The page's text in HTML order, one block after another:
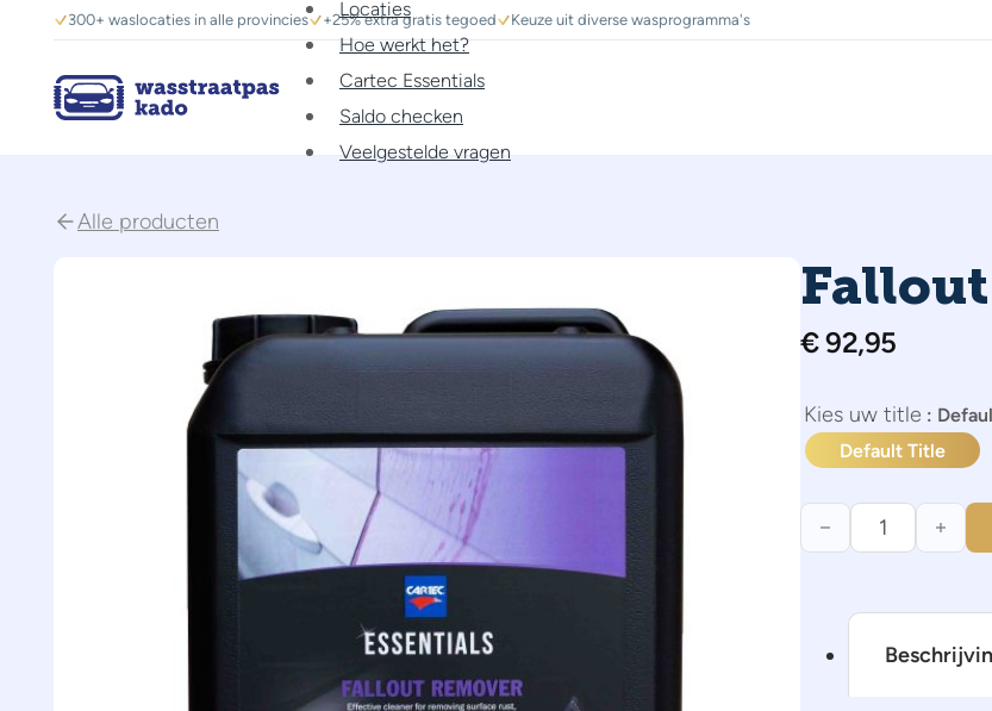
300+ waslocaties in alle provincies +25% extra gratis tegoed Keuze uit diverse wasprogramma's
Locaties
Hoe werkt het?
Cartec Essentials
Saldo checken
Veelgestelde vragen
Alle producten
€92,95
title :
Default Title
Fallout Remover 5